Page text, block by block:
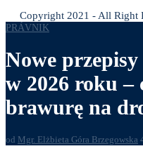
Copyright 2021 - All Right
PRÁVNIK
Nowe
w 2026 roku –
brawurę na
od Mgr. Elżbieta Góra Brzegowska